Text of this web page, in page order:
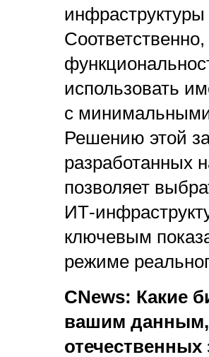
использовать
с
Решению этой
разработанных
позволяет
ИТ-
ключевым
режиме
CNews: Какие
вашим
отечественных